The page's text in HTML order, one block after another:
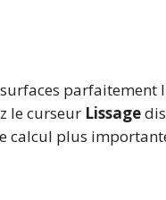
parfaitement
le curseur Lissage
calcul plus